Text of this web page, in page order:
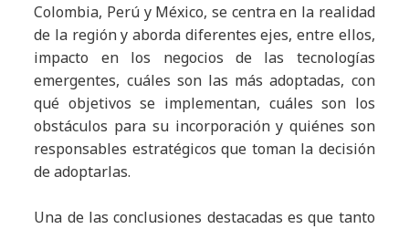
Colombia, Perú y México, se centra en la realidad
de la región y aborda diferentes ejes, entre ellos,
impacto en los negocios de las tecnologías
emergentes, cuáles son las más adoptadas, con
qué objetivos se implementan, cuáles son los
obstáculos para su incorporación y quiénes son
responsables estratégicos que toman la decisión
de adoptarlas.
Una de las conclusiones destacadas es que tanto